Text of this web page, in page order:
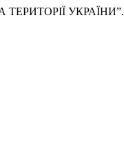
УКРАЇНИ”.